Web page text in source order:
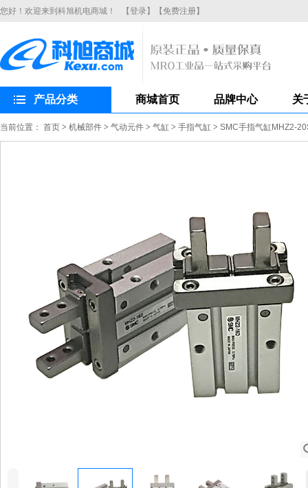
您好！欢迎来到科旭机电商城！ 【登录】 【免费注册】
产品分类 商城首页 品牌中心 关
当前位置： 首页 > 机械部件 > 气动元件 > 气缸 > 手指气缸 > SMC手指气缸MHZ2-